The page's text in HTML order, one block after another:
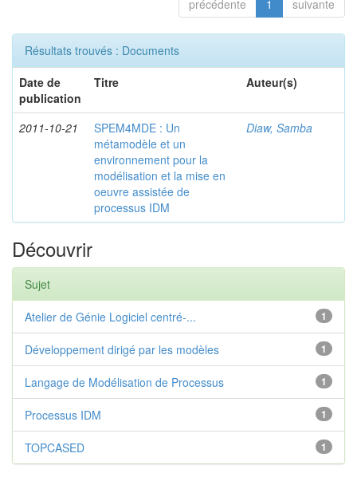
précédente 1 suivante
Résultats trouvés : Documents
Date de
publication
Titre Auteur(s)
2011-10-21
SPEM4MDE : Un
métamodèle et un
environnement pour la
modélisation et la mise en
oeuvre assistée de
processus IDM
Diaw, Samba
Découvrir
Sujet
1
Atelier de Génie Logiciel centré-...
1
Développement dirigé par les modèles
1
Langage de Modélisation de Processus
1
Processus IDM
1
TOPCASED